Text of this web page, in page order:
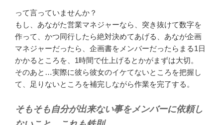
って言っていませんか？
もし、あながた営業マネジャーなら、突き抜けて数字を
作って、かつ同行したら絶対決めてあげる、あなが企画
マネジャーだったら、企画書をメンバーだったらまる1日
かかるところを、1時間で仕上げるとかがまずは大切。
そのあと…実際に彼ら彼女のイケてないところを把握し
て、足りないところを補完しながら作業を完了する。
そもそも自分が出来ない事をメンバーに依頼し